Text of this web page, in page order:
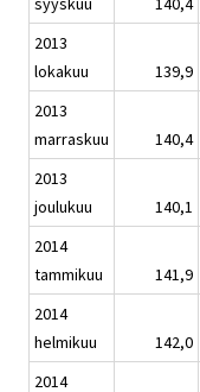
2013
lokakuu
139,9
2013
marraskuu
140,4
2013
joulukuu
140,1
2014
tammikuu
141,9
2014
helmikuu
142,0
2014